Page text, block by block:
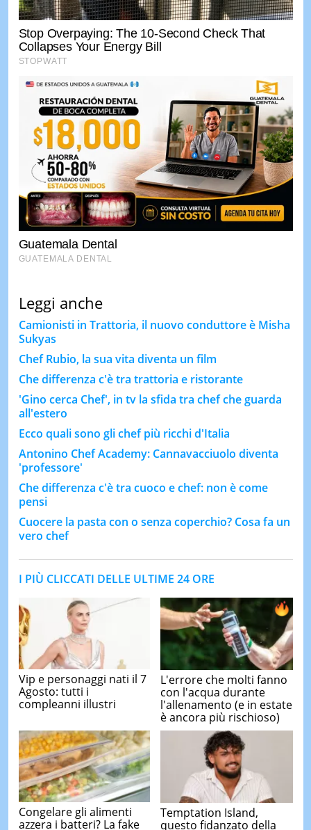
Leggi anche
Camionisti in Trattoria, il nuovo conduttore è Misha
Sukyas
Chef Rubio, la sua vita diventa un film
Che differenza c'è tra trattoria e ristorante
'Gino cerca Chef', in tv la sfida tra chef che guarda
all'estero
Ecco quali sono gli chef più ricchi d'Italia
Antonino Chef Academy: Cannavacciuolo diventa
'professore'
Che differenza c'è tra cuoco e chef: non è come
pensi
Cuocere la pasta con o senza coperchio? Cosa fa un
vero chef
I PIÙ CLICCATI DELLE ULTIME 24 ORE
Vip e personaggi nati il 7
Agosto: tutti i
compleanni illustri
L'errore che molti fanno
con l'acqua durante
l'allenamento (e in estate
è ancora più rischioso)
Congelare gli alimenti
azzera i batteri? La fake
Temptation Island,
questo fidanzato della